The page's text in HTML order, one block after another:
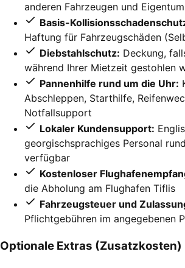
anderen Fahrzeugen und
Basis-
Haftung für Fahrzeugschäden
Diebstahlschutz: Deckung,
während Ihrer Mietzeit gestohlen
Pannenhilfe rund um die Uhr:
Abschleppen, Starthilfe,
Notfallsupport
Lokaler Kundensupport:
georgischsprachiges Personal
verfügbar
Kostenloser
die Abholung am Flughafen Tiflis
Fahrzeugsteuer und
Pflichtgebühren im angegebenen
Optionale Extras (Zusatzkosten)